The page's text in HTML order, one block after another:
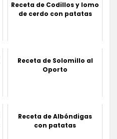
Receta de Codillos y lomo
de cerdo con patatas
Receta de Solomillo al
Oporto
Receta de Albóndigas
con patatas